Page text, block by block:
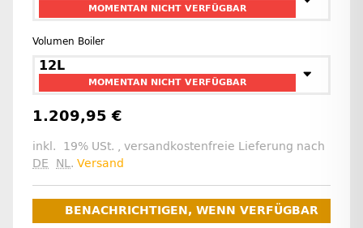
MOMENTAN NICHT VERFÜGBAR
Volumen Boiler
12L
MOMENTAN NICHT VERFÜGBAR
1.209,95 €
inkl. 19% USt. , versandkostenfreie Lieferung nach
DE
NL. Versand
BENACHRICHTIGEN, WENN VERFÜGBAR